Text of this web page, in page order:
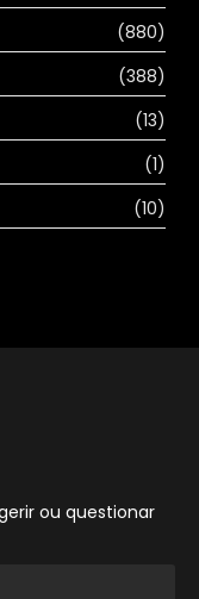
(880)
(388)
(13)
(1)
(10)
ou questionar